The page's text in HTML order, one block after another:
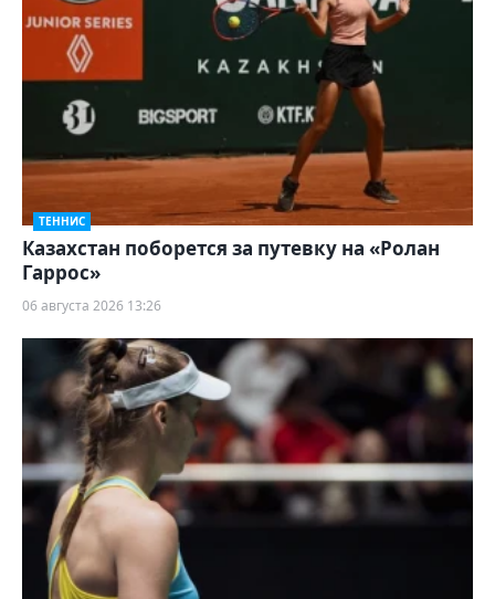
ТЕННИС
Казахстан поборется за путевку на «Ролан
Гаррос»
06 августа 2026 13:26